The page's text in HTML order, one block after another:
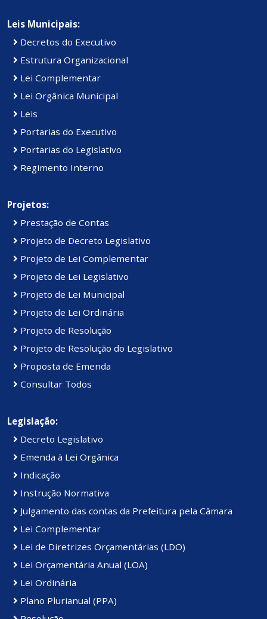
Leis Municipais:
Decretos do Executivo
Estrutura Organizacional
Lei Complementar
Lei Orgânica Municipal
Leis
Portarias do Executivo
Portarias do Legislativo
Regimento Interno
Projetos:
Prestação de Contas
Projeto de Decreto Legislativo
Projeto de Lei Complementar
Projeto de Lei Legislativo
Projeto de Lei Municipal
Projeto de Lei Ordinária
Projeto de Resolução
Projeto de Resolução do Legislativo
Proposta de Emenda
Consultar Todos
Legislação:
Decreto Legislativo
Emenda à Lei Orgânica
Indicação
Instrução Normativa
Julgamento das contas da Prefeitura pela Câmara
Lei Complementar
Lei de Diretrizes Orçamentárias (LDO)
Lei Orçamentária Anual (LOA)
Lei Ordinária
Plano Plurianual (PPA)